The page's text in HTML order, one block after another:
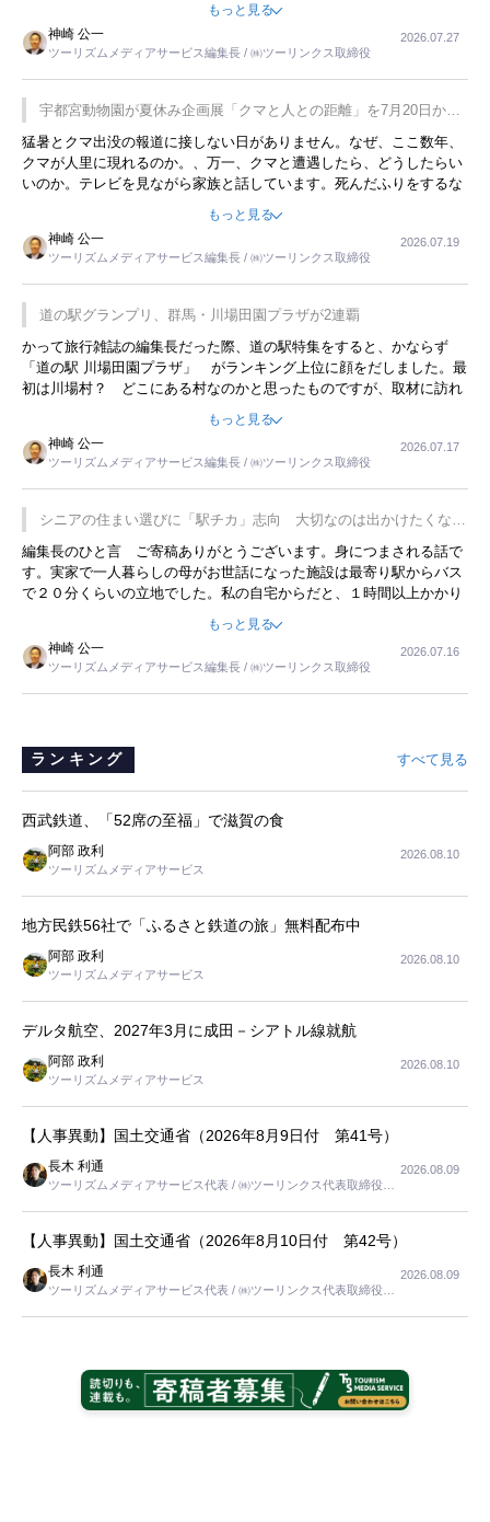
用してホテル代を浮かせていました。ただし、若いからできたことで
す。若い人が夜行バスで京都に行った、青森に行ったと聞くと、疲れ
が残らないのかなと思ってしまいます。
もっと見る
神崎 公一
ツーリズムメディアサービス編集長 / ㈱ツーリンクス取締役
2026.07.27
宇都宮動物園が夏休み企画展「クマと人との距離」を7月20日から
開催
猛暑とクマ出没の報道に接しない日がありません。なぜ、ここ数年、
クマが人里に現れるのか。、万一、クマと遭遇したら、どうしたらい
いのか。テレビを見ながら家族と話しています。死んだふりをするな
もっと見る
神崎 公一
ツーリズムメディアサービス編集長 / ㈱ツーリンクス取締役
2026.07.19
道の駅グランプリ、群馬・川場田園プラザが2連覇
かって旅行雑誌の編集長だった際、道の駅特集をすると、かならず
「道の駅 川場田園プラザ」 がランキング上位に顔をだしました。最
初は川場村？ どこにある村なのかと思ったものですが、取材に訪れ
した。プレゼンも巧みで、今でも思い出すことが２つあります。一つ
は、従業員に東京ディズニーランドを見学させ、サービス業、接客業
の何かを理解してもらっていることです。 もう一つは1800円もする
プレミアムヨーグルトを販売するにあたり、社内に懸念もあったそう
です。永井社長は、駐車場に都内ナンバーの高級外車が停まっている
ことに目をつけ、高級商品でも売れると確信したそうです。今回の記
事を懐かしく読みました。
もっと見る
神崎 公一
ツーリズムメディアサービス編集長 / ㈱ツーリンクス取締役
2026.07.17
シニアの住まい選びに「駅チカ」志向 大切なのは出かけたくなる
暮らし
編集長のひと言 ご寄稿ありがとうございます。身につまされる話で
す。実家で一人暮らしの母がお世話になった施設は最寄り駅からバス
で２０分くらいの立地でした。私の自宅からだと、１時間以上かかり
すが、私と妹にとっては、半日仕事ででした。シニアの住まい選び
は、当人だけではなく、世話をする家族の足の便も考えない外池ない
と思いました。
もっと見る
神崎 公一
ツーリズムメディアサービス編集長 / ㈱ツーリンクス取締役
2026.07.16
ランキング すべて見る
西武鉄道、「52席の至福」で滋賀の食
阿部 政利
ツーリズムメディアサービス
2026.08.10
地方民鉄56社で「ふるさと鉄道の旅」無料配布中
阿部 政利
ツーリズムメディアサービス
2026.08.10
デルタ航空、2027年3月に成田－シアトル線就航
阿部 政利
ツーリズムメディアサービス
2026.08.10
【人事異動】国土交通省（2026年8月9日付 第41号）
長木 利通
ツーリズムメディアサービス代表 / ㈱ツーリンクス代表取締役社
2026.08.09
【人事異動】国土交通省（2026年8月10日付 第42号）
長木 利通
ツーリズムメディアサービス代表 / ㈱ツーリンクス代表取締役社
2026.08.09